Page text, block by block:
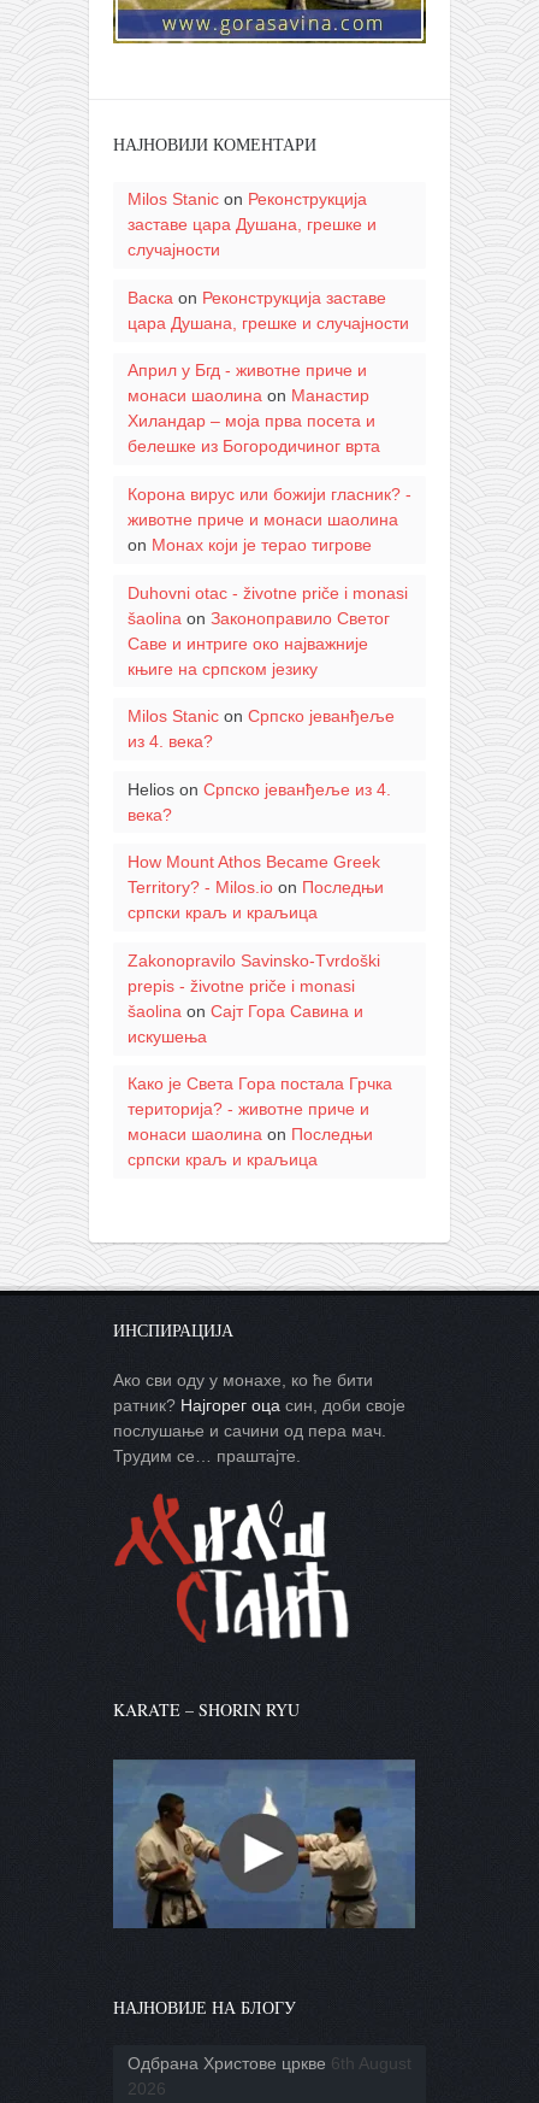
НАЈНОВИЈИ КОМЕНТАРИ
Milos Stanicon Реконструкција
заставе цара Душана, грешке и
случајности
Васка on Реконструкција заставе
цара Душана, грешке и случајности
Април у Бгд - животне приче и
монаси шаолинаon Манастир
Хиландар – моја прва посета и
белешке из Богородичиног врта
Корона вирус или божији гласник? -
животне приче и монаси шаолина
on Монах који је терао тигрове
Duhovni otac - životne priče i monasi
šaolina on Законоправило Светог
Саве и интриге око најважније
књиге на српском језику
Milos Stanicon Српско јеванђеље
из 4. века?
Helioson Српско јеванђеље из 4.
века?
How Mount Athos Became Greek
Territory? - Milos.ioon Последњи
српски краљ и краљица
Zakonopravilo Savinsko-Tvrdoški
prepis - životne priče i monasi
šaolina on Сајт Гора Савина и
искушења
Како је Света Гора постала Грчка
територија? - животне приче и
монаси шаолина on Последњи
српски краљ и краљица
ИНСПИРАЦИЈА
Ако сви оду у монахе, ко ће бити
ратник? Најгорег оца син, доби своје
послушање и сачини од пера мач.
Трудим се… праштајте.
KARATE – SHORIN RYU
НАЈНОВИЈЕ НА БЛОГУ
Одбрана Христове цркве 6th August
2026